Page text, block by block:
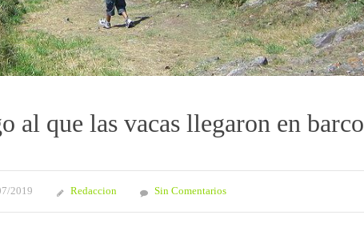
al que las vacas llegaron en barco
2019 Redaccion Sin Comentarios